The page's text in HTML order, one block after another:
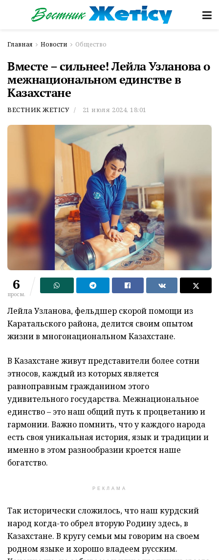
Главная Новости Общество
Вместе – сильнее! Лейла Узланова о
межнациональном единстве в
Казахстане
ВЕСТНИК ЖЕТІСУ 21 июля 2024, 18:01
6
просм.
Лейла Узланова, фельдшер скорой помощи из
Каратальского района, делится своим опытом
жизни в многонациональном Казахстане.
В Казахстане живут представители более сотни
этносов, каждый из которых является
равноправным гражданином этого
удивительного государства. Межнациональное
единство – это наш общий путь к процветанию и
гармонии. Важно помнить, что у каждого народа
есть своя уникальная история, язык и традиции и
именно в этом разнообразии кроется наше
богатство.
РЕКЛАМА
Так исторически сложилось, что наш курдский
народ когда-то обрел вторую Родину здесь, в
Казахстане. В кругу семьи мы говорим на своем
родном языке и хорошо владеем русским.